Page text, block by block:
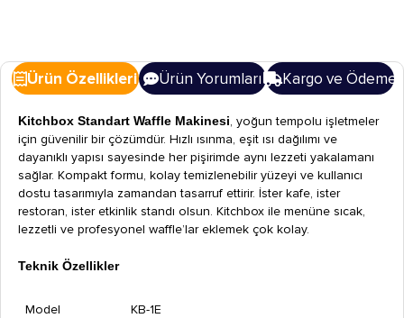
Ürün Özellikleri Ürün Yorumları Kargo ve Ödeme
Kitchbox Standart Waffle Makinesi, yoğun tempolu işletmeler
için güvenilir bir çözümdür. Hızlı ısınma, eşit ısı dağılımı ve
dayanıklı yapısı sayesinde her pişirimde aynı lezzeti yakalamanı
sağlar. Kompakt formu, kolay temizlenebilir yüzeyi ve kullanıcı
dostu tasarımıyla zamandan tasarruf ettirir. İster kafe, ister
restoran, ister etkinlik standı olsun. Kitchbox ile menüne sıcak,
lezzetli ve profesyonel waffle’lar eklemek çok kolay.
Teknik Özellikler
Model KB-1E